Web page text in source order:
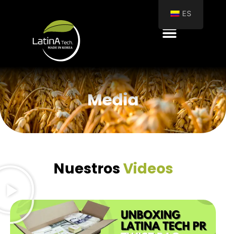
Media
NuestrosVideos
ES